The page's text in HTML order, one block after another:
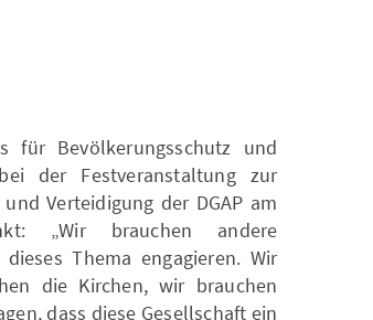
für Bevölkerungsschutz und
der Festveranstaltung zur
Verteidigung der DGAP am
„Wir brauchen andere
Thema engagieren. Wir
die Kirchen, wir brauchen
dass diese Gesellschaft ein